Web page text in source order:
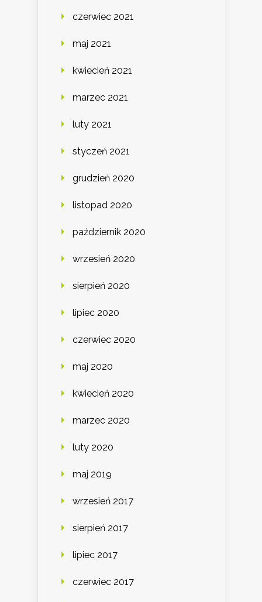
czerwiec 2021
maj 2021
kwiecień 2021
marzec 2021
luty 2021
styczeń 2021
grudzień 2020
listopad 2020
październik 2020
wrzesień 2020
sierpień 2020
lipiec 2020
czerwiec 2020
maj 2020
kwiecień 2020
marzec 2020
luty 2020
maj 2019
wrzesień 2017
sierpień 2017
lipiec 2017
czerwiec 2017